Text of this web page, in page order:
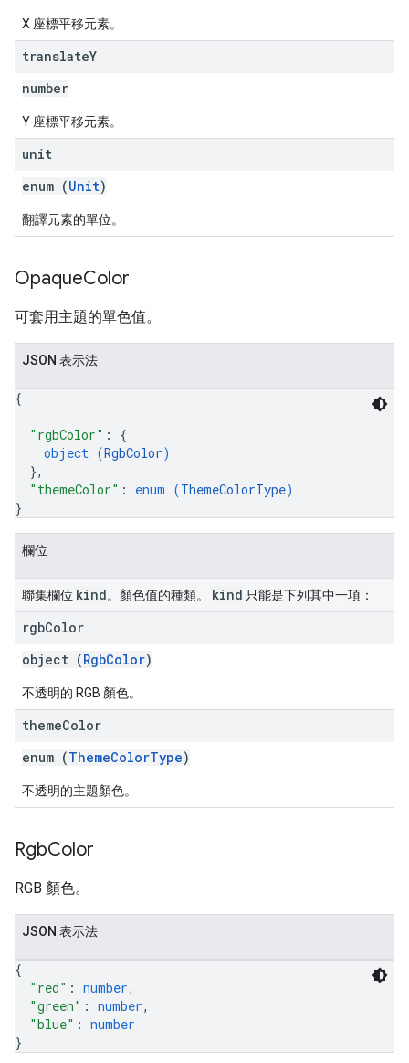
X 座標平移元素。
translateY
number
Y 座標平移元素。
unit
enum (Unit)
翻譯元素的單位。
OpaqueColor
可套用主題的單色值。
JSON 表示法
{
"rgbColor" : {
object (RgbColor)
},
"themeColor" : enum (ThemeColorType)
}
欄位
聯集欄位 kind。顏色值的種類。 kind 只能是下列其中一項：
rgbColor
object (RgbColor)
不透明的 RGB 顏色。
themeColor
enum (ThemeColorType)
不透明的主題顏色。
RgbColor
RGB 顏色。
JSON 表示法
{
"red" : number,
"green" : number,
"blue" : number
}